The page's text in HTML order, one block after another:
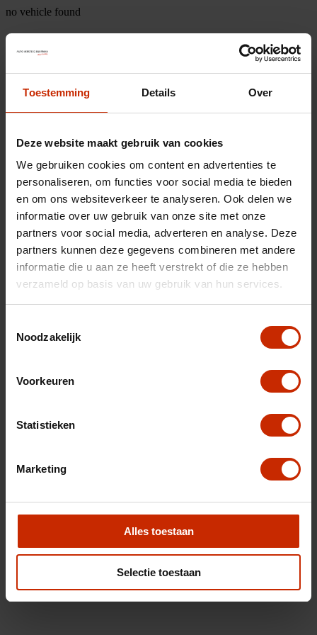
Toestemming Details Over
Deze website maakt gebruik van cookies
We gebruiken cookies om content en advertenties te
personaliseren, om functies voor social media te bieden
en om ons websiteverkeer te analyseren. Ook delen we
informatie over uw gebruik van onze site met onze
partners voor social media, adverteren en analyse. Deze
partners kunnen deze gegevens combineren met andere
informatie die u aan ze heeft verstrekt of die ze hebben
verzameld op basis van uw gebruik van hun services.
Noodzakelijk
Voorkeuren
Statistieken
Marketing
Alles toestaan
Selectie toestaan
no vehicle found